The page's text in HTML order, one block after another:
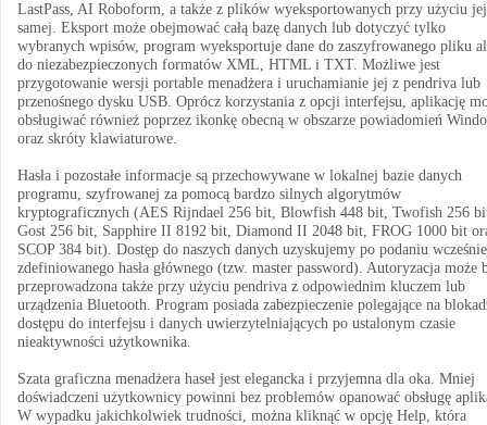
LastPass, AI Roboform, a także z plików wyeksportowanych przy użyciu jej
samej. Eksport może obejmować całą bazę danych lub dotyczyć tylko
wybranych wpisów, program wyeksportuje dane do zaszyfrowanego pliku
do niezabezpieczonych formatów XML, HTML i TXT. Możliwe jest
przygotowanie wersji portable menadżera i uruchamianie jej z pendriva lub
przenośnego dysku USB. Oprócz korzystania z opcji interfejsu, aplikację
obsługiwać również poprzez ikonkę obecną w obszarze powiadomień
oraz skróty klawiaturowe.
Hasła i pozostałe informacje są przechowywane w lokalnej bazie danych
programu, szyfrowanej za pomocą bardzo silnych algorytmów
kryptograficznych (AES Rijndael 256 bit, Blowfish 448 bit, Twofish 256
Gost 256 bit, Sapphire II 8192 bit, Diamond II 2048 bit, FROG 1000 bit
SCOP 384 bit). Dostęp do naszych danych uzyskujemy po podaniu
zdefiniowanego hasła głównego (tzw. master password). Autoryzacja może
przeprowadzona także przy użyciu pendriva z odpowiednim kluczem lub
urządzenia Bluetooth. Program posiada zabezpieczenie polegające na
dostępu do interfejsu i danych uwierzytelniających po ustalonym czasie
nieaktywności użytkownika.
Szata graficzna menadżera haseł jest elegancka i przyjemna dla oka. Mniej
doświadczeni użytkownicy powinni bez problemów opanować obsługę
W wypadku jakichkolwiek trudności, można kliknąć w opcję Help, która